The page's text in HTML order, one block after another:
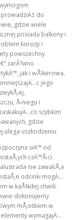
do
gdzie wiele
posiada balkony i
korozji i
powszechny.
zarÃ³wno
jak i wÅ¼erowa,
jego
Å›niegu i
szybkim
gdzie
ulega uszkodzeniu.
siÄ™ od
czÄ™Å›ci
nie zawaliÅ‚a
odcinki mogÄ…
w kaÅ¼dej chwili.
dokonujemy
mÅ‚otkiem w
wymagajÄ…